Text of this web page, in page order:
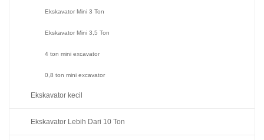
Ekskavator Mini 3 Ton
Ekskavator Mini 3,5 Ton
4 ton mini excavator
0,8 ton mini excavator
Ekskavator kecil
Ekskavator Lebih Dari 10 Ton